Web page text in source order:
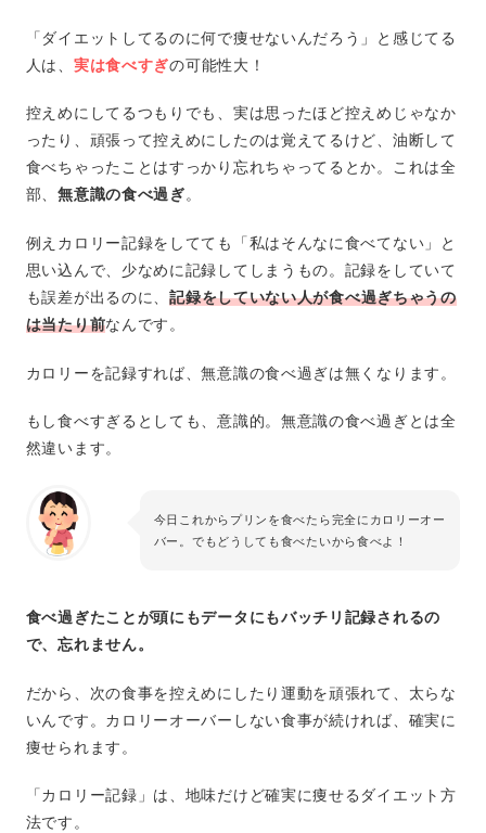
「ダイエットしてるのに何で痩せないんだろう」と感じてる
人は、 実は食べすぎの可能性大！
控えめにしてるつもりでも、実は思ったほど控えめじゃなか
ったり、頑張って控えめにしたのは覚えてるけど、油断して
食べちゃったことはすっかり忘れちゃってるとか。これは全
部、無意識の食べ過ぎ。
例えカロリー記録をしてても「私はそんなに食べてない」と
思い込んで、少なめに記録してしまうもの。記録をしていて
も誤差が出るのに、記録をしていない人が食べ過ぎちゃうの
は当たり前なんです。
カロリーを記録すれば、無意識の食べ過ぎは無くなります。
もし食べすぎるとしても、意識的。無意識の食べ過ぎとは全
然違います。
今日これからプリンを食べたら完全にカロリーオー
バー。でもどうしても食べたいから食べよ！
食べ過ぎたことが頭にもデータにもバッチリ記録されるの
で、忘れません。
だから、次の食事を控えめにしたり運動を頑張れて、太らな
いんです。カロリーオーバーしない食事が続ければ、確実に
痩せられます。
「カロリー記録」は、地味だけど確実に痩せるダイエット方
法です。